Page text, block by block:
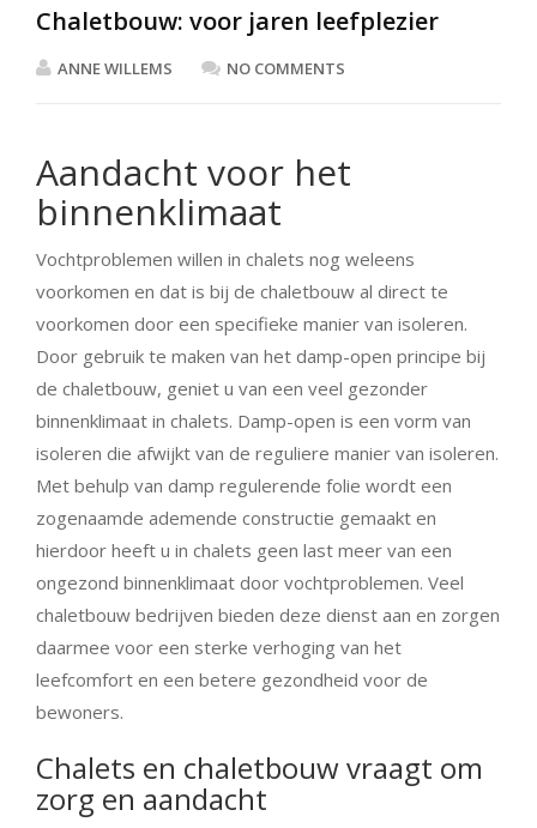
Chaletbouw: voor jaren leefplezier
ANNE WILLEMS NO COMMENTS
Aandacht voor het
binnenklimaat
Vochtproblemen willen in chalets nog weleens
voorkomen en dat is bij de chaletbouw al direct te
voorkomen door een specifieke manier van isoleren.
Door gebruik te maken van het damp-open principe bij
de chaletbouw, geniet u van een veel gezonder
binnenklimaat in chalets. Damp-open is een vorm van
isoleren die afwijkt van de reguliere manier van isoleren.
Met behulp van damp regulerende folie wordt een
zogenaamde ademende constructie gemaakt en
hierdoor heeft u in chalets geen last meer van een
ongezond binnenklimaat door vochtproblemen. Veel
chaletbouw bedrijven bieden deze dienst aan en zorgen
daarmee voor een sterke verhoging van het
leefcomfort en een betere gezondheid voor de
bewoners.
Chalets en chaletbouw vraagt om
zorg en aandacht